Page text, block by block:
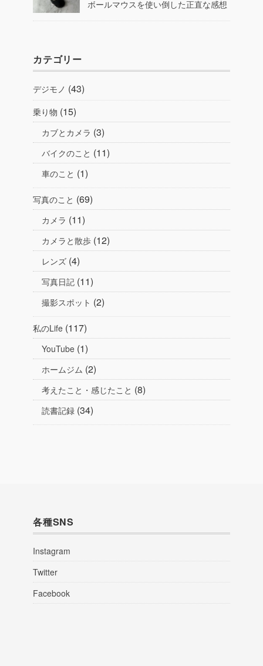
ボールマウスを使い倒した正直な感想
カテゴリー
デジモノ (43)
乗り物 (15)
カブとカメラ (3)
バイクのこと (11)
車のこと (1)
写真のこと (69)
カメラ (11)
カメラと散歩 (12)
レンズ (4)
写真日記 (11)
撮影スポット (2)
私のLife (117)
YouTube (1)
ホームジム (2)
考えたこと・感じたこと (8)
読書記録 (34)
各種SNS
Instagram
Twitter
Facebook